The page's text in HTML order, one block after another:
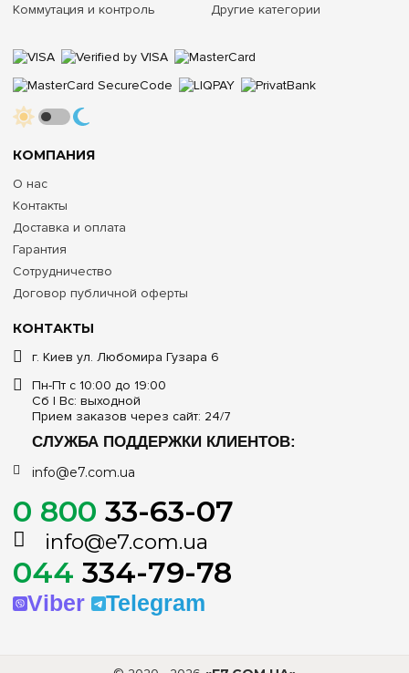
КОНТАКТЫ
г. Киев ул. Любомира Гузара 6
Пн-Пт с 10:00 до 19:00
Сб | Вс: выходной
Прием заказов через сайт: 24/7
СЛУЖБА ПОДДЕРЖКИ КЛИЕНТОВ:
info@e7.com.ua
0 800 33-63-07
info@e7.com.ua
044 334-79-78
Viber Telegram
КОМПАНИЯ
О нас
Контакты
Доставка и оплата
Гарантия
Сотрудничество
Договор публичной оферты
Коммутация и контроль
Другие категории